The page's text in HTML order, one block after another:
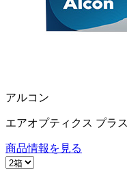
アルコン
エアオプティクス プラ
商品情報を見る